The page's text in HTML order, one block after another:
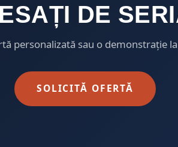
DE
personalizată sau o demonstrație
SOLICITĂ OFERTĂ